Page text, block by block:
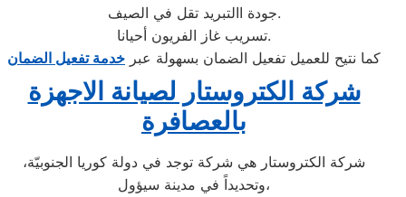
جودة االتبريد تقل في الصيف.
تسريب غاز الفريون أحيانا.
كما نتيح للعميل تفعيل الضمان بسهولة عبر خدمة تفعيل الضمان
شركة الكتروستار لصيانة الاجهزة
بالعصافرة
شركة الكتروستار هي شركة توجد في دولة كوريا الجنوبيّة،
وتحديداً في مدينة سيؤول،